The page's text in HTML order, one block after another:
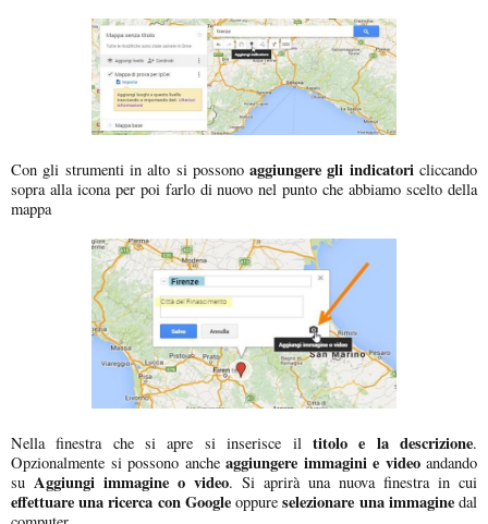
Con gli strumenti in alto si possonoaggiungere gli indicatoricliccando
sopra alla icona per poi farlo di nuovo nel punto che abbiamo scelto della
mappa
Nella finestra che si apre si inserisce il titolo e la descrizione.
Opzionalmente si possono anche aggiungere immagini e videoandando
su Aggiungi immagine o video. Si aprirà una nuova finestra in cui
effettuare una ricerca con Googleoppureselezionare una immaginedal